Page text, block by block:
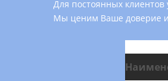
Для постоянных клиентов
Мы ценим Ваше доверие и